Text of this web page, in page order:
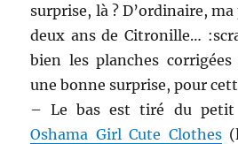
surprise, là ? D’ordinaire,
deux ans de Citronille…
bien les planches
une bonne surprise, pour
– Le bas est tiré du
Oshama Girl Cute Clothes